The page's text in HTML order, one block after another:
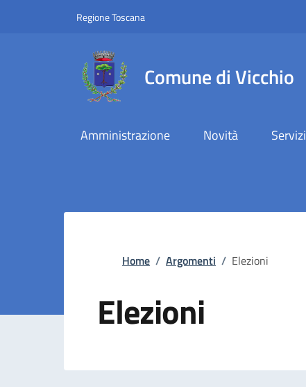
Regione ToscanaSlim top
Comune di Vicchio
Amministrazione Novità Servizi
Briciole di pane
Home / Argomenti / Elezioni
Elezioni